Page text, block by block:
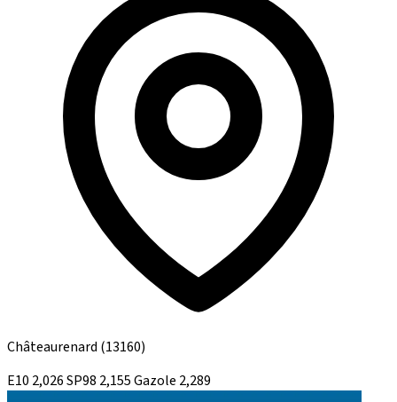
Châteaurenard (13160)
E10 2,026SP98 2,155Gazole 2,289